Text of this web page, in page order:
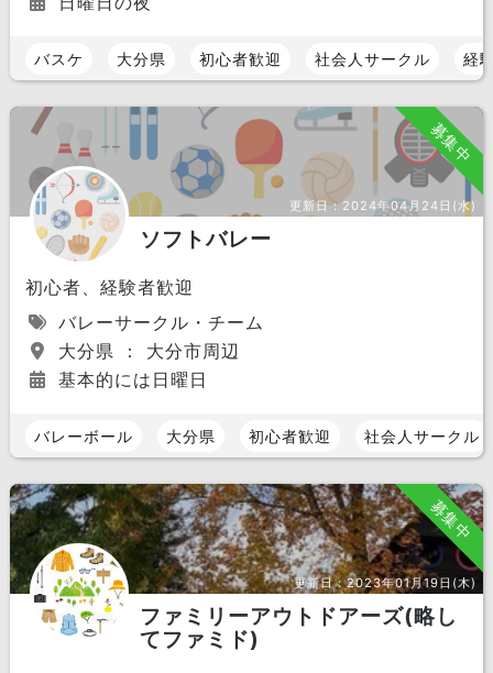
バスケ 大分県 初心者歓迎 社会人サークル 経
募集中
更新日：2024年04月24日(水)
ソフトバレー
初心者、経験者歓迎
バレーサークル・チーム
大分県 ： 大分市周辺
基本的には日曜日
バレーボール 大分県 初心者歓迎 社会人サークル
募集中
更新日：2023年01月19日(木)
ファミリーアウトドアーズ(略し
てファミド)